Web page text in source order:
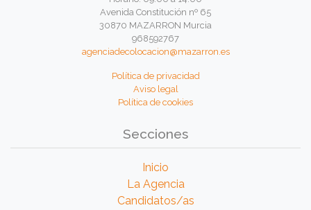
Avenida Constitución nº 65
30870 MAZARRON Murcia
968592767
agenciadecolocacion@mazarron.es
Política de privacidad
Aviso legal
Política de cookies
Secciones
Inicio
La Agencia
Candidatos/as